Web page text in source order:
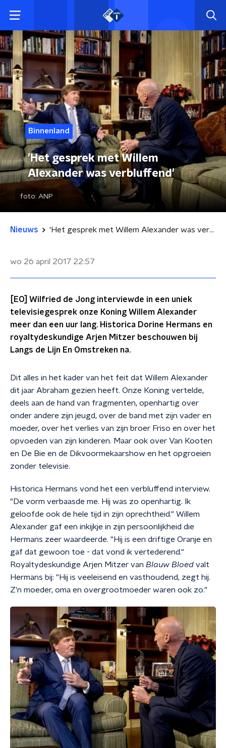
Binnenland
'Het gesprek met Willem
Alexander was verbluffend'
foto: ANP
Nieuws 'Het gesprek met Willem Alexander was verbluffend'
wo 26 april 2017 22:57
[EO] Wilfried de Jong interviewde in een uniek
televisiegesprek onze Koning Willem Alexander
meer dan een uur lang. Historica Dorine Hermans en
royaltydeskundige Arjen Mitzer beschouwen bij
Langs de Lijn En Omstreken na.
Dit alles in het kader van het feit dat Willem Alexander
dit jaar Abraham gezien heeft. Onze Koning vertelde,
deels aan de hand van fragmenten, openhartig over
onder andere zijn jeugd, over de band met zijn vader en
moeder, over het verlies van zijn broer Friso en over het
opvoeden van zijn kinderen. Maar ook over Van Kooten
en De Bie en de Dikvoormekaarshow en het opgroeien
zonder televisie.
Historica Hermans vond het een verbluffend interview.
"De vorm verbaasde me. Hij was zo openhartig. Ik
geloofde ook de hele tijd in zijn oprechtheid." Willem
Alexander gaf een inkijkje in zijn persoonlijkheid die
Hermans zeer waardeerde. "Hij is een driftige Oranje en
gaf dat gewoon toe - dat vond ik vertederend."
Royaltydeskundige Arjen Mitzer van Blauw Bloed valt
Hermans bij: "Hij is veeleisend en vasthoudend, zegt hij.
Z'n moeder, oma en overgrootmoeder waren ook zo."